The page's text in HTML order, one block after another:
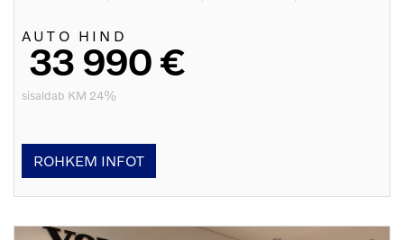
AUTO HIND
33 990 €
sisaldab KM 24%
ROHKEM INFOT